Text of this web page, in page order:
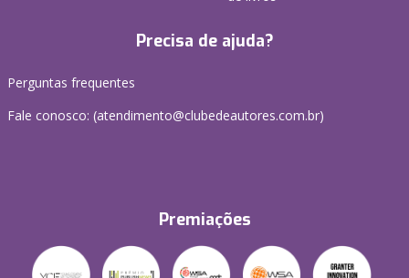
Precisa de ajuda?
Perguntas frequentes
Fale conosco: (atendimento@clubedeautores.com.br)
Premiações